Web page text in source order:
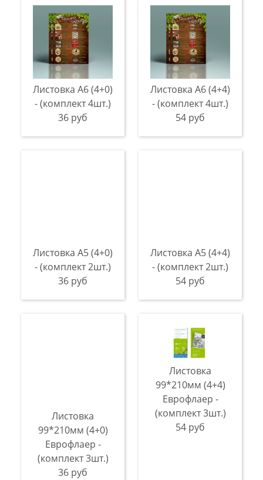
Листовка А6 (4+0)
- (комплект 4шт.)
36 руб
Листовка А6 (4+4)
- (комплект 4шт.)
54 руб
Листовка А5 (4+0)
- (комплект 2шт.)
36 руб
Листовка А5 (4+4)
- (комплект 2шт.)
54 руб
Листовка
99*210мм (4+0)
Еврофлаер -
(комплект 3шт.)
36 руб
Листовка
99*210мм (4+4)
Еврофлаер -
(комплект 3шт.)
54 руб